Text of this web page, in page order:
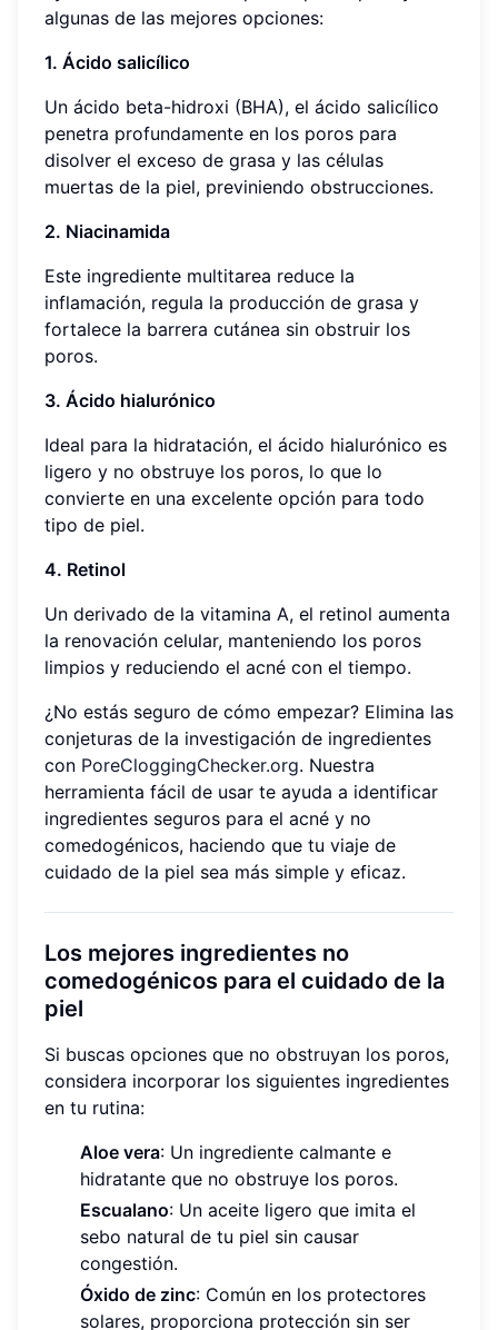
algunas de las mejores opciones:
1. Ácido salicílico
Un ácido beta-hidroxi (BHA), el ácido salicílico
penetra profundamente en los poros para
disolver el exceso de grasa y las células
muertas de la piel, previniendo obstrucciones.
2. Niacinamida
Este ingrediente multitarea reduce la
inflamación, regula la producción de grasa y
fortalece la barrera cutánea sin obstruir los
poros.
3. Ácido hialurónico
Ideal para la hidratación, el ácido hialurónico es
ligero y no obstruye los poros, lo que lo
convierte en una excelente opción para todo
tipo de piel.
4. Retinol
Un derivado de la vitamina A, el retinol aumenta
la renovación celular, manteniendo los poros
limpios y reduciendo el acné con el tiempo.
¿No estás seguro de cómo empezar? Elimina las
conjeturas de la investigación de ingredientes
con PoreCloggingChecker.org. Nuestra
herramienta fácil de usar te ayuda a identificar
ingredientes seguros para el acné y no
comedogénicos, haciendo que tu viaje de
cuidado de la piel sea más simple y eficaz.
Los mejores ingredientes no
comedogénicos para el cuidado de la
piel
Si buscas opciones que no obstruyan los poros,
considera incorporar los siguientes ingredientes
en tu rutina:
Aloe vera: Un ingrediente calmante e
hidratante que no obstruye los poros.
Escualano: Un aceite ligero que imita el
sebo natural de tu piel sin causar
congestión.
Óxido de zinc: Común en los protectores
solares, proporciona protección sin ser